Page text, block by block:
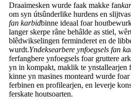
Draaimesken wurde faak makke fan
om syn útsûnderlike hurdens en
fan karbidbinne ideaal foar
langer skerpe râne behâlde as stiel,
blêdwikselingen ferminderet en de
wurdt.Yndeksearbere ynfoegsels fan
ferfangbere ynfoegsels foar gruttere
yn in kompakt, maklik te ynstallearjen
kinne yn masines monteard wurde
ferbinen en profilearjen, en leverje
ferskate houtsoarten.